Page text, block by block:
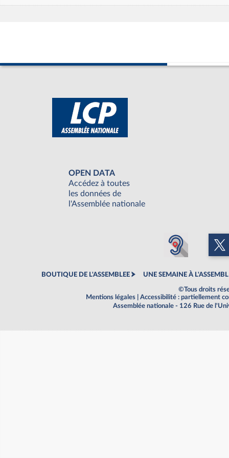
OPEN DATA
Accédez à toutes
les données de
l'Assemblée nationale
BOUTIQUE DE L'ASSEMBLEE UNE SEMAINE À
©Tous droits
Mentions légales
Accessibilité : partiellement
Assemblée nationale - 126 Rue de